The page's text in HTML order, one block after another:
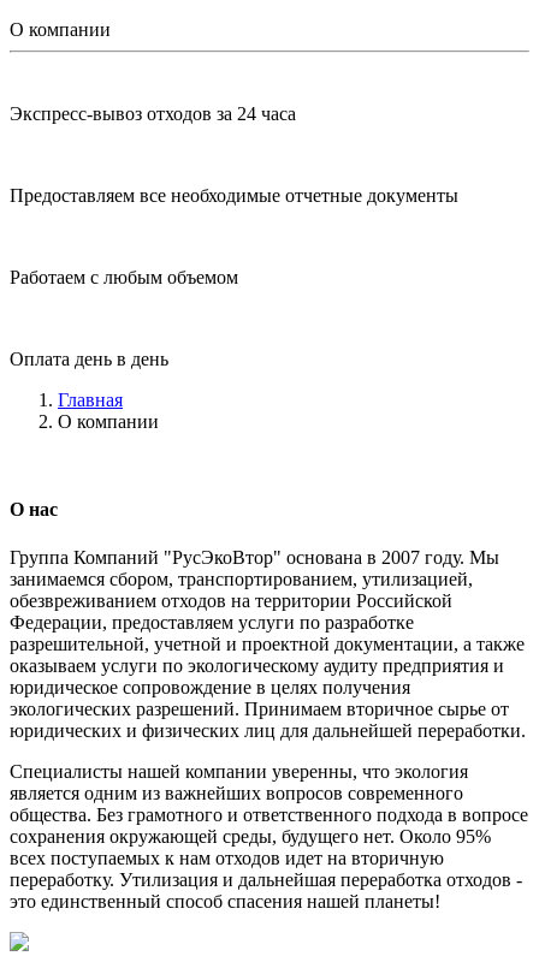
О компании
Экспресс-вывоз отходов за 24 часа
Предоставляем все необходимые отчетные документы
Работаем с любым объемом
Оплата день в день
Главная
О компании
О нас
Группа Компаний "РусЭкоВтор" основана в 2007 году. Мы
занимаемся сбором, транспортированием, утилизацией,
обезвреживанием отходов на территории Российской
Федерации, предоставляем услуги по разработке
разрешительной, учетной и проектной документации, а также
оказываем услуги по экологическому аудиту предприятия и
юридическое сопровождение в целях получения
экологических разрешений. Принимаем вторичное сырье от
юридических и физических лиц для дальнейшей переработки.
Специалисты нашей компании уверенны, что экология
является одним из важнейших вопросов современного
общества. Без грамотного и ответственного подхода в вопросе
сохранения окружающей среды, будущего нет. Около 95%
всех поступаемых к нам отходов идет на вторичную
переработку. Утилизация и дальнейшая переработка отходов -
это единственный способ спасения нашей планеты!